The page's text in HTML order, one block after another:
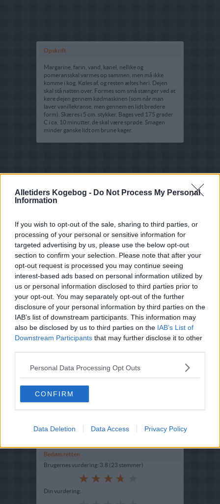
Alletiders Kogebog - Do Not Process My Personal
Information
If you wish to opt-out of the sale, sharing to third parties, or
processing of your personal or sensitive information for
targeted advertising by us, please use the below opt-out
section to confirm your selection. Please note that after your
opt-out request is processed you may continue seeing
interest-based ads based on personal information utilized by
us or personal information disclosed to third parties prior to
your opt-out. You may separately opt-out of the further
disclosure of your personal information by third parties on the
IAB’s list of downstream participants. This information may
also be disclosed by us to third parties on the IAB’s List of
Downstream Participants that may further disclose it to other
Personal Data Processing Opt Outs
CONFIRM
Data Deletion Data Access Privacy Policy
Opskrift
Margarine, farin, vand, kanel, nellike og
pomeransskal varmes op sammen, men må ikke
komme i kog. Køles af, og resten æltes heri. Dejen
skal stå natten over. Formes som små stænger ved at
køre dejen gennem kødmaskinen (som når man
laver vanillekranse, men gennem en lidt bredere
form). Skæres i 5 cm. stykker. Bages ved 175 grader
C i ca. 10 minutter, de skal være sprøde. Smagen
minder ganske lidt om brune kager.
Opskriftsinfo
Oprindelsesland :
Bedøm retten
Brugernes vurdering: 3.8 (23 stemmer)
Din vurdering: